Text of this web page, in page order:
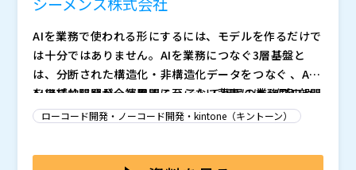
AIを業務で使われる形にするには、モデルを作るだけで
は十分ではありません。AIを業務につなぐ3層基盤と
は、分断された構造化・非構造化データをつなぐ、AI
を継続的に開発・運用する、そして現場の業務プロセ
スに組み込むから成る考え方です。これら3つの基盤が
AIアプリ開発が全社展開に至らない背景には、個別部門
ごとに開発が進み、再利用や横展開を前提とした仕組み
ローコード開発・ノーコード開発・kintone（キントーン）